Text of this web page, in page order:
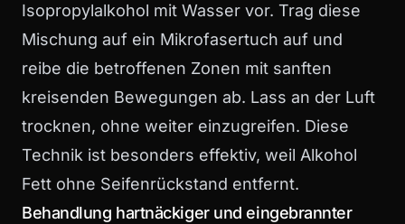
Isopropylalkohol mit Wasser vor. Trag diese
Mischung auf ein Mikrofasertuch auf und
reibe die betroffenen Zonen mit sanften
kreisenden Bewegungen ab. Lass an der Luft
trocknen, ohne weiter einzugreifen. Diese
Technik ist besonders effektiv, weil Alkohol
Fett ohne Seifenrückstand entfernt.
Behandlung hartnäckiger und eingebrannter